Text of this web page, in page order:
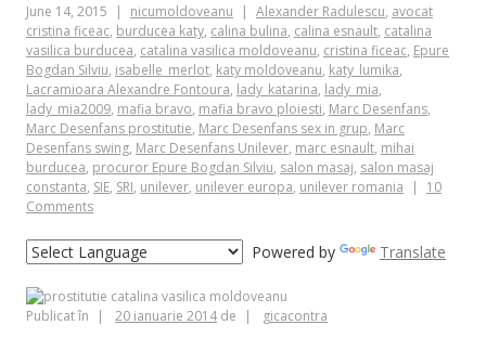
June 14, 2015 nicumoldoveanu Alexander Radulescu, avocat
cristina ficeac, burducea katy, calina bulina, calina esnault, catalina
vasilica burducea, catalina vasilica moldoveanu, cristina ficeac, Epure
Bogdan Silviu, isabelle_merlot, katy moldoveanu, katy_lumika,
Lacramioara Alexandre Fontoura, lady_katarina, lady_mia,
lady_mia2009, mafia bravo, mafia bravo ploiesti, Marc Desenfans,
Marc Desenfans prostitutie, Marc Desenfans sex in grup, Marc
Desenfans swing, Marc Desenfans Unilever, marc esnault, mihai
burducea, procuror Epure Bogdan Silviu, salon masaj, salon masaj
constanta, SIE, SRI, unilever, unilever europa, unilever romania
10
Comments
Powered by Translate
Publicat în 20 ianuarie 2014 de gicacontra